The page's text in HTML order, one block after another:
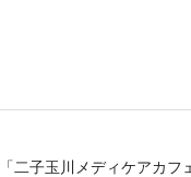
二子玉川メディケアカ